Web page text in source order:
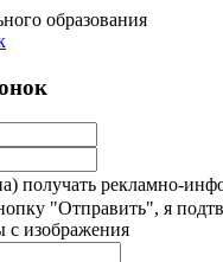
образования
получать рекламно-
"Отправить", я
с изображения